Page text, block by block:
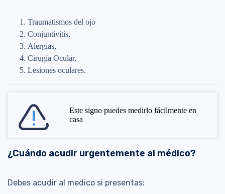
Traumatismos del ojo
Conjuntivitis,
Alergias,
Cirugía Ocular,
Lesiones oculares.
Este signo puedes medirlo fácilmente en
casa
¿Cuándo acudir urgentemente al médico?
Debes acudir al medico si presentas: